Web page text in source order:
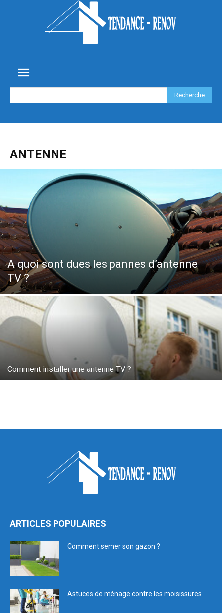
Recherche
ANTENNE
A quoi sont dues les pannes d’antenne
TV ?
Comment installer une antenne TV ?
ARTICLES POPULAIRES
Comment semer son gazon ?
Astuces de ménage contre les moisissures